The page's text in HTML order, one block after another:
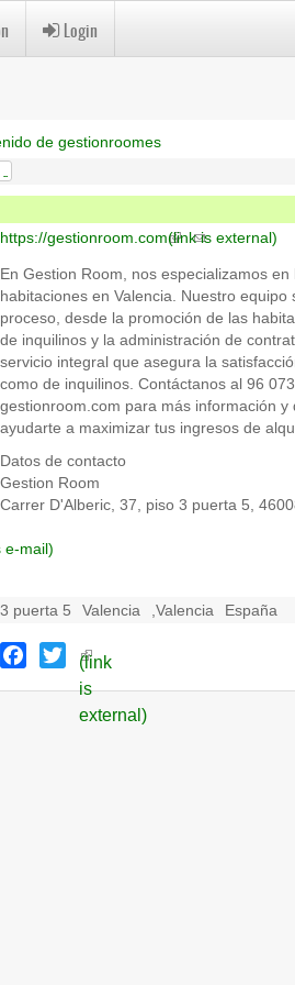
Login
de gestionroomes
https://gestionroom.com(link is external)
En Gestion Room, nos especializamos
habitaciones en Valencia. Nuestro equipo
proceso, desde la promoción de las
de inquilinos y la administración de
servicio integral que asegura la
como de inquilinos. Contáctanos al 96
gestionroom.com para más información
ayudarte a maximizar tus ingresos de
Datos de contacto
Gestion Room
Carrer D'Alberic, 37, piso 3 puerta 5,
e-mail)
puerta 5 Valencia Valencia España
Facebook
Twitter
(link
is
external)